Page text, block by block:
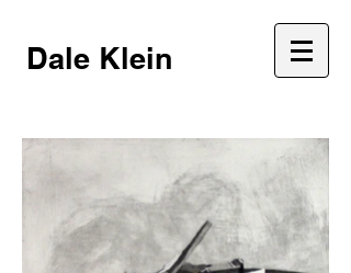
Dale Klein